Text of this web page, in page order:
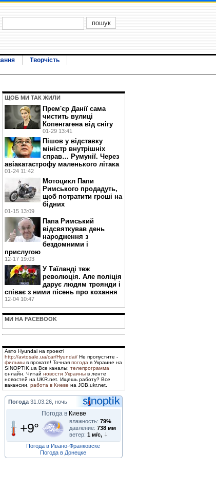
Творчість
ЩОБ МИ ТАК ЖИЛИ
Прем'єр Данії сама
чистить вулиці
Копенгагена від снігу
01-29 13:41
Пішов у відставку
міністр внутрішніх
справ… Румунії. Через
авіакатастрофу маленького літака
01-24 11:42
Мотоцикл Папи
Римського продадуть,
щоб потратити гроші на
бідних
01-15 13:09
Папа Римський
відсвяткував день
народження з
бездомними і
прислугою
12-17 19:03
У Таїланді теж
революція. Але поліція
дарує людям троянди і
співає з ними пісень про кохання
12-04 10:47
МИ НА FACEBOOK
Авто Hyundai на проекті
http://avtosale.ua/car/Hyundai/ Не пропустите -
фильмы в прокате! Точная погода в Украине на
SINOPTIK.ua Все каналы: телепрограмма
онлайн. Читай новости Украины в ленте
новостей на UKR.net. Ищешь работу? Все
вакансии, работа в Киеве на JOB.ukr.net.
Погода 31.03.26, ночь
Погода в Киеве
+9° влажность: 79%
давление: 738 мм
ветер: 1 м/с,
Погода в Ивано-Франковске
Погода в Донецке